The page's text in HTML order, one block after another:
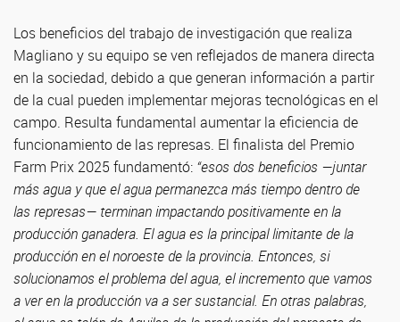
Los beneficios del trabajo de investigación que realiza
Magliano y su equipo se ven reflejados de manera directa
en la sociedad, debido a que generan información a partir
de la cual pueden implementar mejoras tecnológicas en el
campo. Resulta fundamental aumentar la eficiencia de
funcionamiento de las represas. El finalista del Premio
Farm Prix 2025 fundamentó: “esos dos beneficios —juntar
más agua y que el agua permanezca más tiempo dentro de
las represas— terminan impactando positivamente en la
producción ganadera. El agua es la principal limitante de la
producción en el noroeste de la provincia. Entonces, si
solucionamos el problema del agua, el incremento que vamos
a ver en la producción va a ser sustancial. En otras palabras,